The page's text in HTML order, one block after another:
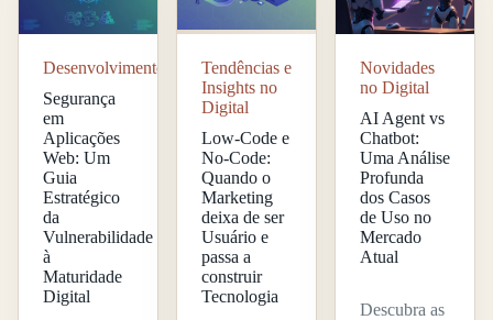
Desenvolvimento
Segurança
em
Aplicações
Web: Um
Guia
Estratégico
da
Vulnerabilidade
à
Maturidade
Digital
Tendências e
Insights no
Digital
Low-Code e
No-Code:
Quando o
Marketing
deixa de ser
Usuário e
passa a
construir
Tecnologia
Novidades
no Digital
AI Agent vs
Chatbot:
Uma Análise
Profunda
dos Casos
de Uso no
Mercado
Atual
Descubra as